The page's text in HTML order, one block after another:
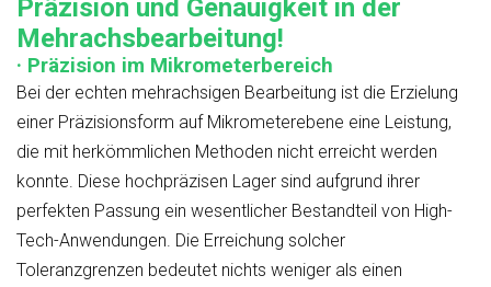
Präzision und Genauigkeit in der
Mehrachsbearbeitung!
· Präzision im Mikrometerbereich
Bei der echten mehrachsigen Bearbeitung ist die Erzielung
einer Präzisionsform auf Mikrometerebene eine Leistung,
die mit herkömmlichen Methoden nicht erreicht werden
konnte. Diese hochpräzisen Lager sind aufgrund ihrer
perfekten Passung ein wesentlicher Bestandteil von High-
Tech-Anwendungen. Die Erreichung solcher
Toleranzgrenzen bedeutet nichts weniger als einen